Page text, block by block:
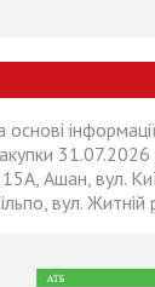
31.07.2026
Ашан, вул.
вул. Житній